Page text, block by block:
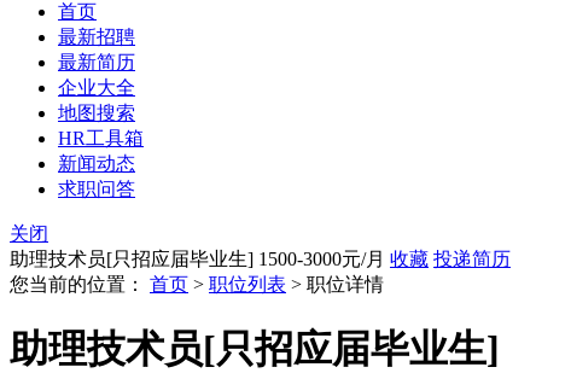
首页
最新招聘
最新简历
企业大全
地图搜索
HR工具箱
新闻动态
求职问答
关闭
助理技术员[只招应届毕业生] 1500-3000元/月 收藏 投递简历
您当前的位置： 首页 > 职位列表 > 职位详情
助理技术员[只招应届毕业生]